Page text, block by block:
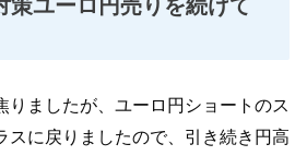
策ユーロ円売りを続けて
りましたが、ユーロ円ショートのス
スに戻りましたので、引き続き円高